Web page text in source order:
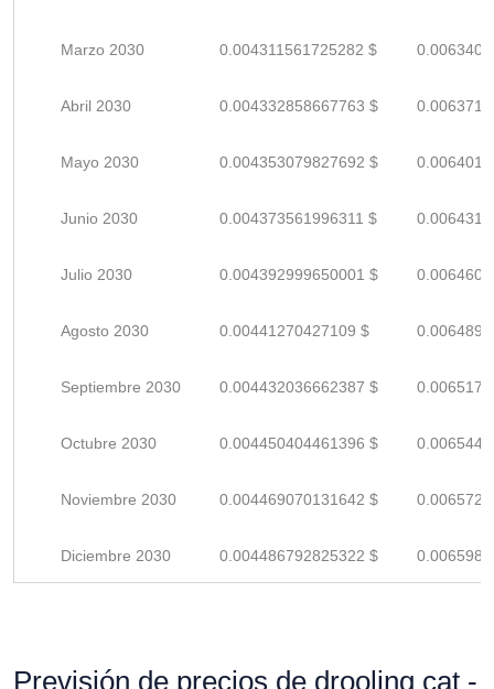
Marzo 2030 0.004311561725282 $
Abril 2030 0.004332858667763 $
Mayo 2030 0.004353079827692 $
Junio 2030 0.004373561996311 $
Julio 2030 0.004392999650001 $
Agosto 2030 0.00441270427109 $
Septiembre 2030 0.004432036662387 $
Octubre 2030 0.004450404461396 $
Noviembre 2030 0.004469070131642 $
Diciembre 2030 0.004486792825322 $
Previsión de precios de drooling cat -